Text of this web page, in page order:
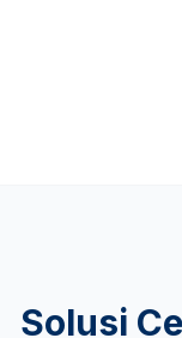
Solusi